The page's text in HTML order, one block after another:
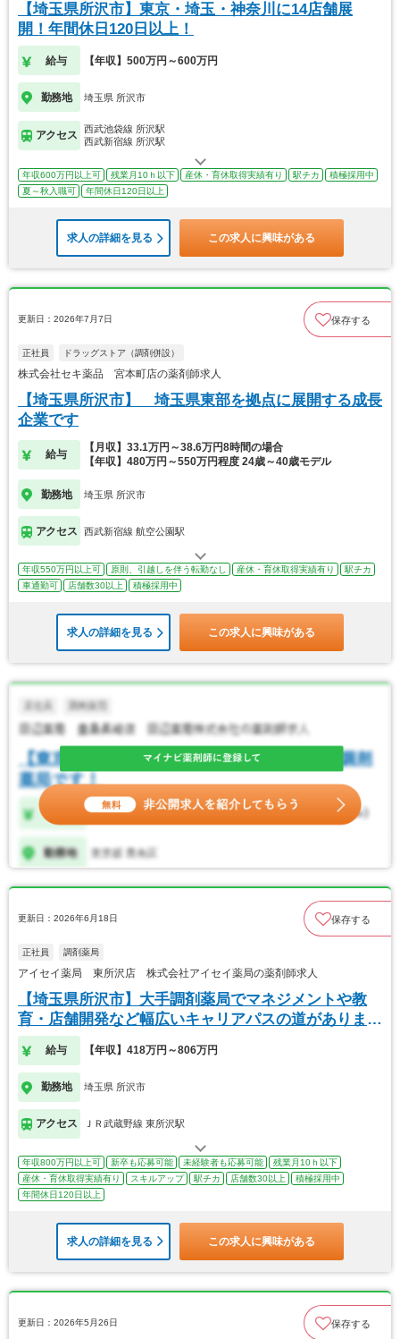
【埼玉県所沢市】東京・埼玉・神奈川に14店舗展
開！年間休日120日以上！
給与 【年収】500万円～600万円
勤務地 埼玉県 所沢市
アクセス
西武池袋線 所沢駅
西武新宿線 所沢駅
年収600万円以上可 残業月10ｈ以下 産休・育休取得実績有り 駅チカ
積極採用中
夏～秋入職可
年間休日120日以上
求人の詳細を見る この求人に興味がある
更新日：2026年7月7日 保存する
正社員 ドラッグストア（調剤併設）
株式会社セキ薬品 宮本町店の薬剤師求人
【埼玉県所沢市】 埼玉県東部を拠点に展開する成長
企業です
給与
【月収】33.1万円～38.6万円8時間の場合
【年収】480万円～550万円程度 24歳～40歳モデル
勤務地 埼玉県 所沢市
アクセス 西武新宿線 航空公園駅
年収550万円以上可 原則、引越しを伴う転勤なし 産休・育休取得実績有り
駅チカ
車通勤可
店舗数30以上 積極採用中
求人の詳細を見る この求人に興味がある
更新日：2026年6月18日 保存する
正社員 調剤薬局
アイセイ薬局 東所沢店 株式会社アイセイ薬局の薬剤師求人
【埼玉県所沢市】大手調剤薬局でマネジメントや教
育・店舗開発など幅広いキャリアパスの道がありま
す！
給与 【年収】418万円～806万円
勤務地 埼玉県 所沢市
アクセス ＪＲ武蔵野線 東所沢駅
年収800万円以上可 新卒も応募可能 未経験者も応募可能
残業月10ｈ以下
産休・育休取得実績有り
スキルアップ 駅チカ 店舗数30以上
積極採用中
年間休日120日以上
求人の詳細を見る この求人に興味がある
更新日：2026年5月26日 保存する